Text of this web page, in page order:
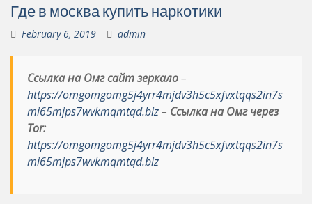
Где в москва купить наркотики
February 6, 2019 admin
Ссылка на Омг сайт зеркало–
https://omgomgomg5j4yrr4mjdv3h5c5xfvxtqqs2in7s
mi65mjps7wvkmqmtqd.biz– Ссылка на Омг через
Tor:
https://omgomgomg5j4yrr4mjdv3h5c5xfvxtqqs2in7s
mi65mjps7wvkmqmtqd.biz